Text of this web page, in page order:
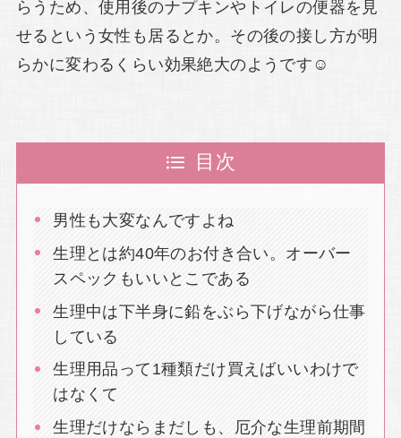
らうため、使用後のナプキンやトイレの便器を見
せるという女性も居るとか。その後の接し方が明
らかに変わるくらい効果絶大のようです☺
目次
男性も大変なんですよね
生理とは約40年のお付き合い。オーバー
スペックもいいとこである
生理中は下半身に鉛をぶら下げながら仕事
している
生理用品って1種類だけ買えばいいわけで
はなくて
生理だけならまだしも、厄介な生理前期間